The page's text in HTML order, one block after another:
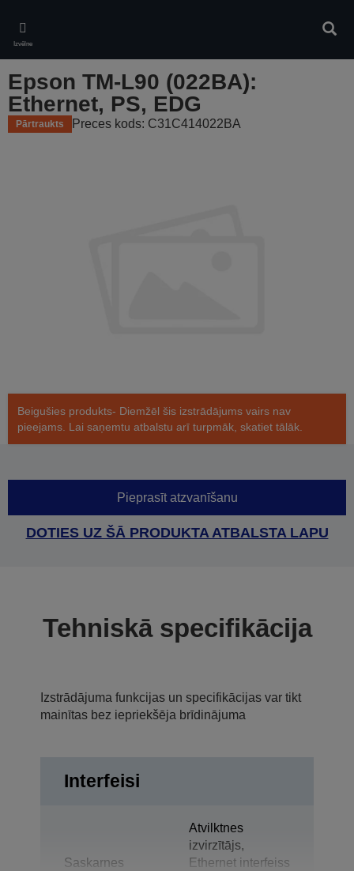
main
content
Izvēlne
Epson TM-L90 (022BA):
Ethernet, PS, EDG
Pārtraukts Preces kods: C31C414022BA
Beigušies produkts- Diemžēl šis izstrādājums vairs nav
pieejams. Lai saņemtu atbalstu arī turpmāk, skatiet tālāk.
Pieprasīt atzvanīšanu
DOTIES UZ ŠĀ PRODUKTA ATBALSTA LAPU
Tehniskā specifikācija
Izstrādājuma funkcijas un specifikācijas var tikt
mainītas bez iepriekšēja brīdinājuma
Interfeisi
Saskarnes
Atvilktnes
izvirzītājs,
Ethernet interfeiss